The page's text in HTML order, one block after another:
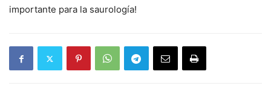
importante para la saurología!